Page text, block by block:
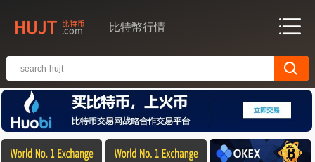
比特幣行情